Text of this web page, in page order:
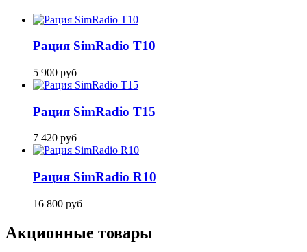
Рация SimRadio T10
5 900 руб
Рация SimRadio T15
7 420 руб
Рация SimRadio R10
16 800 руб
Акционные товары